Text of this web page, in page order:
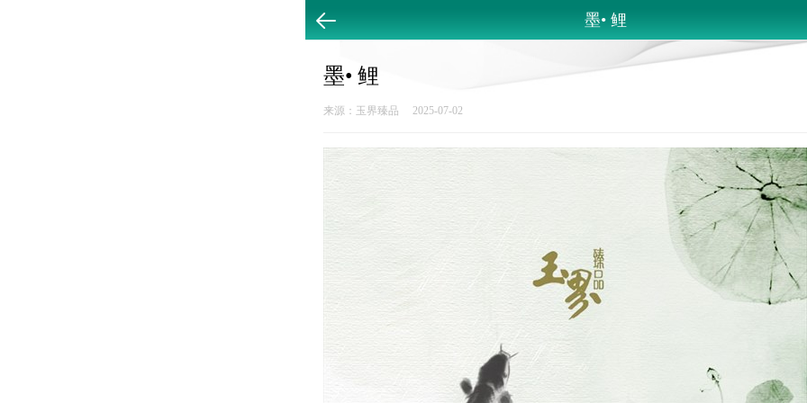
墨• 鲤
墨• 鲤
来源：玉界臻品 2025-07-02